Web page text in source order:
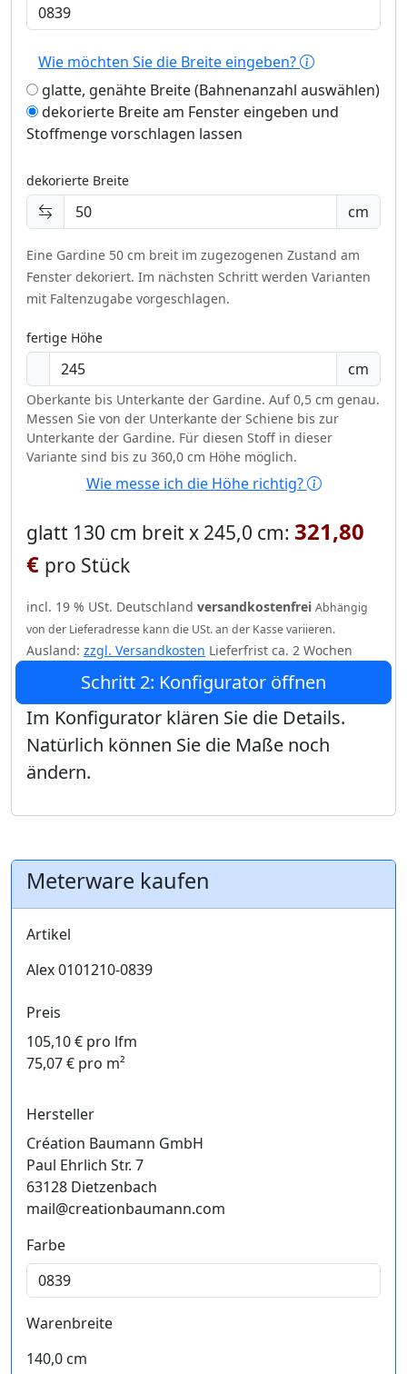
Wie möchten Sie die Breite eingeben?
glatte, genähte Breite (Bahnenanzahl auswählen)
dekorierte Breite am Fenster eingeben und
Stoffmenge vorschlagen lassen
dekorierte Breite
cm
Eine Gardine 50 cm breit im zugezogenen Zustand am
Fenster dekoriert. Im nächsten Schritt werden Varianten
mit Faltenzugabe vorgeschlagen.
fertige Höhe
cm
Oberkante bis Unterkante der Gardine. Auf 0,5 cm genau.
Messen Sie von der Unterkante der Schiene bis zur
Unterkante der Gardine. Für diesen Stoff in dieser
Variante sind bis zu 360,0 cm Höhe möglich.
Wie messe ich die Höhe richtig?
glatt 130 cm breit x 245,0 cm: 321,80
€ pro Stück
incl. 19 % USt. Deutschland versandkostenfrei Abhängig
von der Lieferadresse kann die USt. an der Kasse variieren.
Ausland: zzgl. Versandkosten Lieferfrist ca. 2 Wochen
Schritt 2: Konfigurator öffnen
Im Konfigurator klären Sie die Details.
Natürlich können Sie die Maße noch
ändern.
Meterware kaufen
Artikel
Alex 0101210-0839
Preis
105,10 € pro lfm
75,07 € pro m²
Hersteller
Création Baumann GmbH
Paul Ehrlich Str. 7
63128 Dietzenbach
mail@creationbaumann.com
Farbe
Warenbreite
140,0 cm